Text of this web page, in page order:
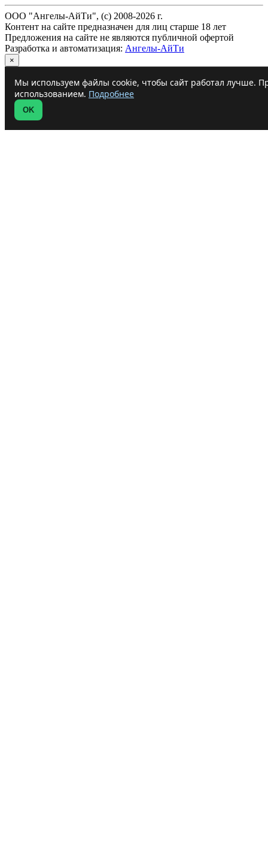
ООО "Ангелы-АйТи", (c) 2008-2026 г.
Контент на сайте предназначен для лиц старше 18 лет
Предложения на сайте не являются публичной офертой
Разработка и автоматизация: Ангелы-АйТи
×
Мы используем файлы cookie, чтобы сайт работал лучше.
использованием. Подробнее
OK